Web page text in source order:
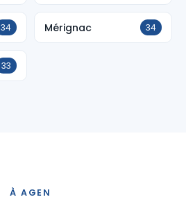
34 Mérignac 34
33
À AGEN